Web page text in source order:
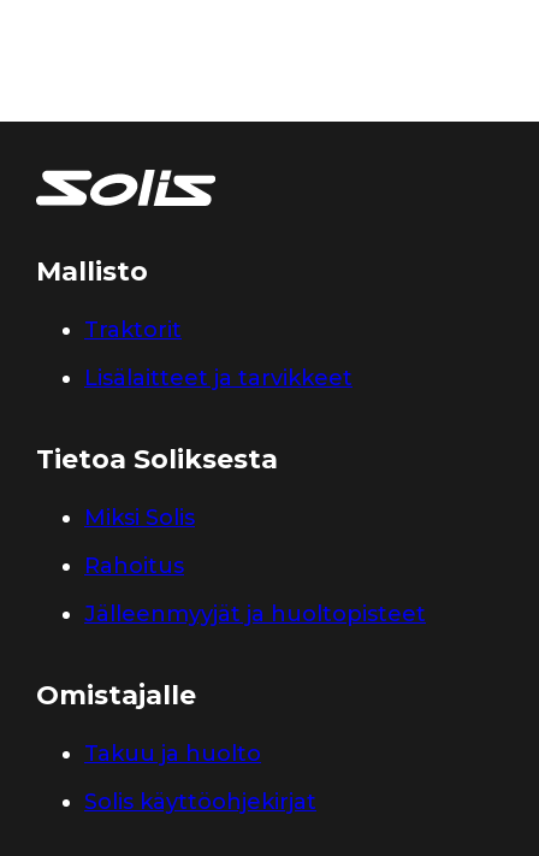
Mallisto
Traktorit
Lisälaitteet ja tarvikkeet
Tietoa Soliksesta
Miksi Solis
Rahoitus
Jälleenmyyjät ja huoltopisteet
Omistajalle
Takuu ja huolto
Solis käyttöohjekirjat